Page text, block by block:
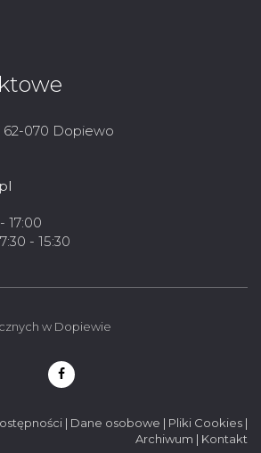
62-070 Dopiewo
17:00
- 15:30
w Dopiewie
| Dane osobowe | Pliki Cookies |
Archiwum | Kontakt